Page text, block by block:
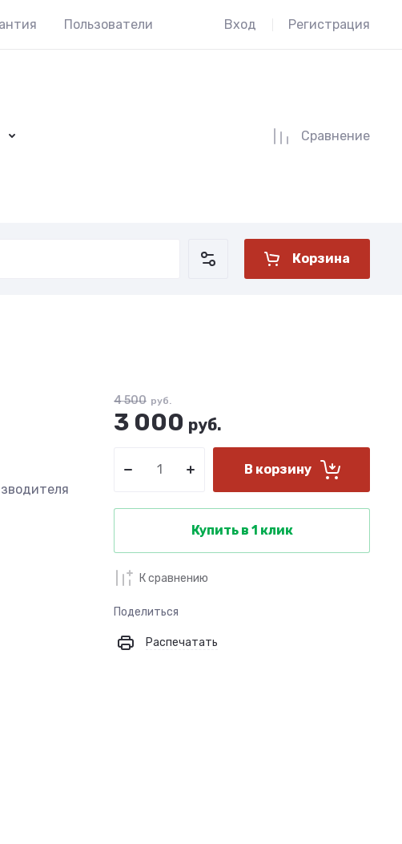
Пользователи Вход Регистрация
Сравнение
Корзина
4 500 руб.
3 000 руб.
В корзину
Купить в 1 клик
К сравнению
Поделиться
Распечатать